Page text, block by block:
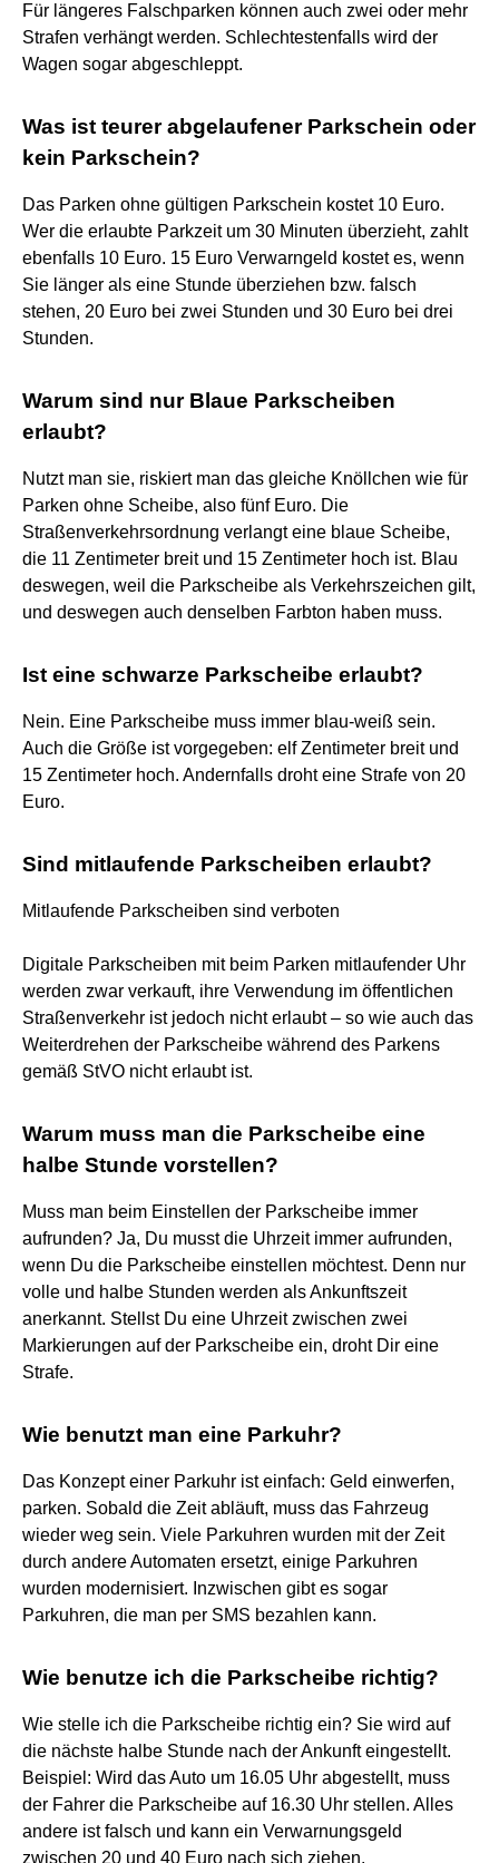
Für längeres Falschparken können auch zwei oder mehr
Strafen verhängt werden. Schlechtestenfalls wird der
Wagen sogar abgeschleppt.
Was ist teurer abgelaufener Parkschein oder
kein Parkschein?
Das Parken ohne gültigen Parkschein kostet 10 Euro.
Wer die erlaubte Parkzeit um 30 Minuten überzieht, zahlt
ebenfalls 10 Euro. 15 Euro Verwarngeld kostet es, wenn
Sie länger als eine Stunde überziehen bzw. falsch
stehen, 20 Euro bei zwei Stunden und 30 Euro bei drei
Stunden.
Warum sind nur Blaue Parkscheiben
erlaubt?
Nutzt man sie, riskiert man das gleiche Knöllchen wie für
Parken ohne Scheibe, also fünf Euro. Die
Straßenverkehrsordnung verlangt eine blaue Scheibe,
die 11 Zentimeter breit und 15 Zentimeter hoch ist. Blau
deswegen, weil die Parkscheibe als Verkehrszeichen gilt,
und deswegen auch denselben Farbton haben muss.
Ist eine schwarze Parkscheibe erlaubt?
Nein. Eine Parkscheibe muss immer blau-weiß sein.
Auch die Größe ist vorgegeben: elf Zentimeter breit und
15 Zentimeter hoch. Andernfalls droht eine Strafe von 20
Euro.
Sind mitlaufende Parkscheiben erlaubt?
Mitlaufende Parkscheiben sind verboten
Digitale Parkscheiben mit beim Parken mitlaufender Uhr
werden zwar verkauft, ihre Verwendung im öffentlichen
Straßenverkehr ist jedoch nicht erlaubt – so wie auch das
Weiterdrehen der Parkscheibe während des Parkens
gemäß StVO nicht erlaubt ist.
Warum muss man die Parkscheibe eine
halbe Stunde vorstellen?
Muss man beim Einstellen der Parkscheibe immer
aufrunden? Ja, Du musst die Uhrzeit immer aufrunden,
wenn Du die Parkscheibe einstellen möchtest. Denn nur
volle und halbe Stunden werden als Ankunftszeit
anerkannt. Stellst Du eine Uhrzeit zwischen zwei
Markierungen auf der Parkscheibe ein, droht Dir eine
Strafe.
Wie benutzt man eine Parkuhr?
Das Konzept einer Parkuhr ist einfach: Geld einwerfen,
parken. Sobald die Zeit abläuft, muss das Fahrzeug
wieder weg sein. Viele Parkuhren wurden mit der Zeit
durch andere Automaten ersetzt, einige Parkuhren
wurden modernisiert. Inzwischen gibt es sogar
Parkuhren, die man per SMS bezahlen kann.
Wie benutze ich die Parkscheibe richtig?
Wie stelle ich die Parkscheibe richtig ein? Sie wird auf
die nächste halbe Stunde nach der Ankunft eingestellt.
Beispiel: Wird das Auto um 16.05 Uhr abgestellt, muss
der Fahrer die Parkscheibe auf 16.30 Uhr stellen. Alles
andere ist falsch und kann ein Verwarnungsgeld
zwischen 20 und 40 Euro nach sich ziehen.